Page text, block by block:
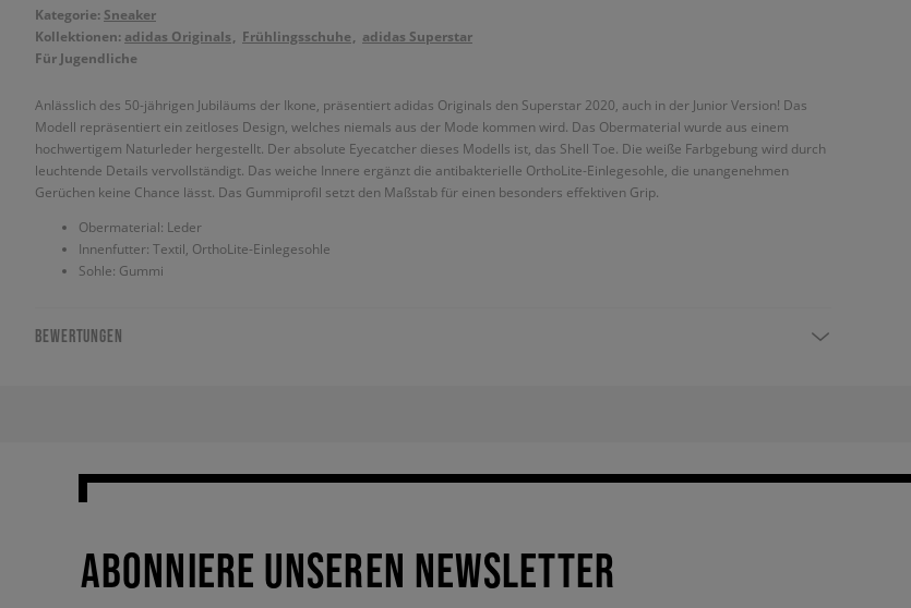
Kategorie: Sneaker
Kollektionen: adidas Originals Frühlingsschuhe
adidas Superstar
Für Jugendliche
Anlässlich des 50-jährigen Jubiläums der Ikone, präsentiert adidas Originals den Superstar 2020, auch in der Junior Version! Das
Modell repräsentiert ein zeitloses Design, welches niemals aus der Mode kommen wird. Das Obermaterial wurde aus einem
hochwertigem Naturleder hergestellt. Der absolute Eyecatcher dieses Modells ist, das Shell Toe. Die weiße Farbgebung wird durch
leuchtende Details vervollständigt. Das weiche Innere ergänzt die antibakterielle OrthoLite-Einlegesohle, die unangenehmen
Gerüchen keine Chance lässt. Das Gummiprofil setzt den Maßstab für einen besonders effektiven Grip.
Obermaterial: Leder
Innenfutter: Textil, OrthoLite-Einlegesohle
Sohle: Gummi
BEWERTUNGEN
ABONNIERE UNSEREN NEWSLETTER